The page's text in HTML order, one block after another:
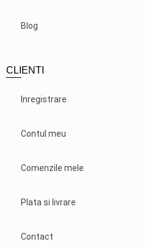
Blog
CLIENTI
Inregistrare
Contul meu
Comenzile mele
Plata si livrare
Contact